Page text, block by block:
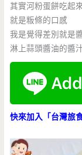
其實河粉蛋餅吃起
就是粄條的口感
我是覺得差別就是
淋上蒜頭醬油的醬
快來加入「台灣旅